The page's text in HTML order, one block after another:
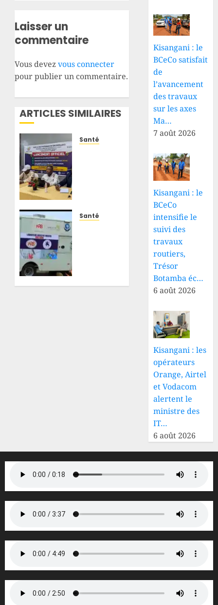
Laisser un
commentaire
Vous devezvous connecter
pour publier un commentaire.
ARTICLES SIMILAIRES
Santé
en
l’accompagnement
Santé
Kisangani : le
BCeCo satisfait
de
l’avancement
des travaux
sur les axes
Ma…
7 août 2026
Kisangani : le
BCeCo
intensifie le
suivi des
travaux
routiers,
Trésor
Botamba éc…
6 août 2026
Kisangani : les
opérateurs
Orange, Airtel
et Vodacom
alertent le
ministre des
IT…
6 août 2026